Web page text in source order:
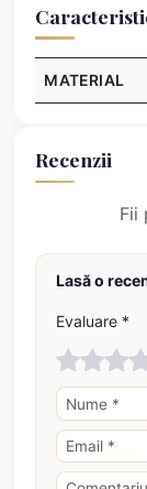
MATERIAL
Recenzii
Fii
Lasă o
Evaluare *